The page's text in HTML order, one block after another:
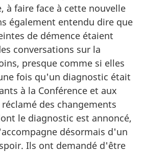
à faire face à cette nouvelle
également entendu dire que
de démence étaient
conversations sur la
presque comme si elles
fois qu'un diagnostic était
à la Conférence et aux
des changements
le diagnostic est annoncé,
désormais d'un
Ils ont demandé d'être